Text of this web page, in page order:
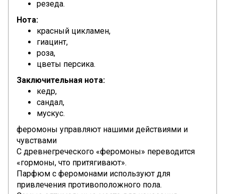
резеда.
Нота:
красный цикламен,
гиацинт,
роза,
цветы персика.
Заключительная нота:
кедр,
сандал,
мускус.
феромоны управляют нашими действиями и
чувствами
С древнегреческого «феромоны» переводится
«гормоны, что притягивают».
Парфюм с феромонами используют для
привлечения противоположного пола.